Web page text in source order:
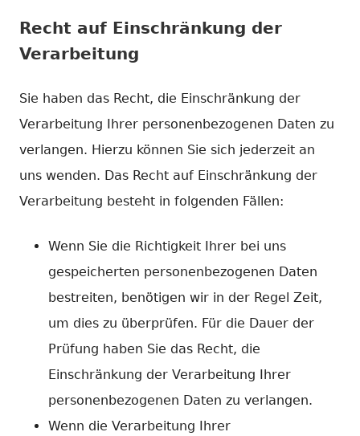
Recht auf Einschränkung der
Verarbeitung
Sie haben das Recht, die Einschränkung der
Verarbeitung Ihrer personenbezogenen Daten zu
verlangen. Hierzu können Sie sich jederzeit an
uns wenden. Das Recht auf Einschränkung der
Verarbeitung besteht in folgenden Fällen:
Wenn Sie die Richtigkeit Ihrer bei uns
gespeicherten personenbezogenen Daten
bestreiten, benötigen wir in der Regel Zeit,
um dies zu überprüfen. Für die Dauer der
Prüfung haben Sie das Recht, die
Einschränkung der Verarbeitung Ihrer
personenbezogenen Daten zu verlangen.
Wenn die Verarbeitung Ihrer